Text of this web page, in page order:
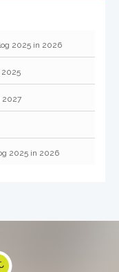
2025 in 2026
2025
2027
2025 in 2026